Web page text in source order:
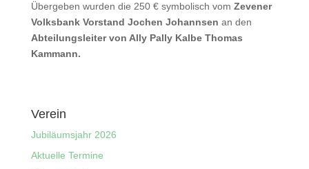
Übergeben wurden die 250 € symbolisch vom Zevener
Volksbank Vorstand Jochen Johannsen an den
Abteilungsleiter von Ally Pally Kalbe Thomas
Kammann.
Verein
Jubiläumsjahr 2026
Aktuelle Termine